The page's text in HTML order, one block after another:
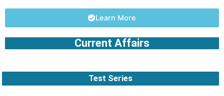
Learn More
Current Affairs
Test Series